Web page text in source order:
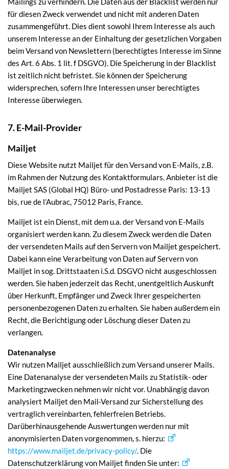
für diesen Zweck verwendet und nicht mit anderen Daten
zusammengeführt. Dies dient sowohl Ihrem Interesse als auch
unserem Interesse an der Einhaltung der gesetzlichen Vorgaben
beim Versand von Newslettern (berechtigtes Interesse im Sinne
des Art. 6 Abs. 1 lit. f DSGVO). Die Speicherung in der Blacklist
ist zeitlich nicht befristet. Sie können der Speicherung
widersprechen, sofern Ihre Interessen unser berechtigtes
Interesse überwiegen.
7. E-Mail-Provider
Mailjet
Diese Website nutzt Mailjet für den Versand von E-Mails, z.B.
im Rahmen der Nutzung des Kontaktformulars. Anbieter ist die
Mailjet SAS (Global HQ) Büro- und Postadresse Paris: 13-13
bis, rue de l’Aubrac, 75012 Paris, France.
Mailjet ist ein Dienst, mit dem u.a. der Versand von E-Mails
organisiert werden kann. Zu diesem Zweck werden die Daten
der versendeten Mails auf den Servern von Mailjet gespeichert.
Dabei kann eine Verarbeitung von Daten auf Servern von
Mailjet in sog. Drittstaaten i.S.d. DSGVO nicht ausgeschlossen
werden. Sie haben jederzeit das Recht, unentgeltlich Auskunft
über Herkunft, Empfänger und Zweck Ihrer gespeicherten
personenbezogenen Daten zu erhalten. Sie haben außerdem ein
Recht, die Berichtigung oder Löschung dieser Daten zu
verlangen.
Datenanalyse
Wir nutzen Mailjet ausschließlich zum Versand unserer Mails.
Eine Datenanalyse der versendeten Mails zu Statistik- oder
Marketingzwecken nehmen wir nicht vor. Unabhängig davon
analysiert Mailjet den Mail-Versand zur Sicherstellung des
vertraglich vereinbarten, fehlerfreien Betriebs.
Darüberhinausgehende Auswertungen werden nur mit
anonymisierten Daten vorgenommen, s. hierzu:
https://www.mailjet.de/privacy-policy/. Die
Datenschutzerklärung von Mailjet finden Sie unter: